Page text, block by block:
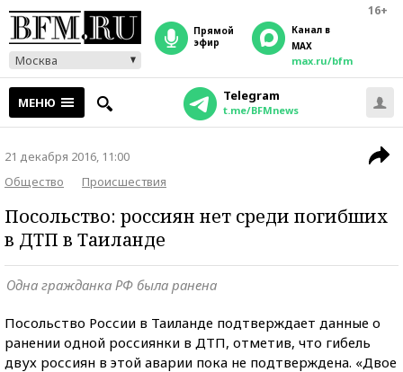
16+
Москва
прямой
эфир
Канал в
MAX
max.ru/bfm
МЕНЮ Telegram
t.me/BFMnews
21 декабря 2016, 11:00
Общество
Происшествия
Посольство: россиян нет среди погибших
в ДТП в Таиланде
Одна гражданка РФ была ранена
Посольство России в Таиланде подтверждает данные о
ранении одной россиянки в ДТП, отметив, что гибель
двух россиян в этой аварии пока не подтверждена. «Двое